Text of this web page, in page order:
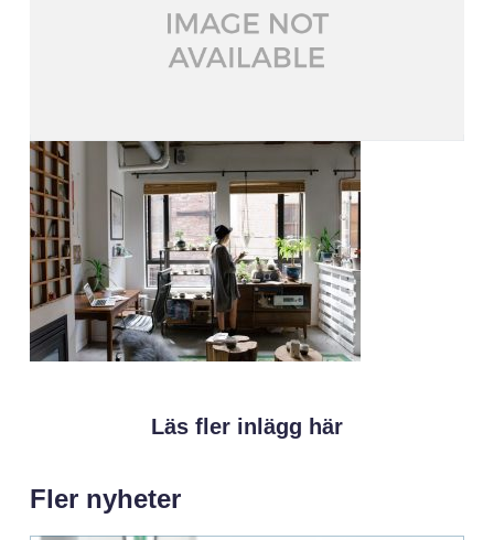
Läs fler inlägg här
Fler nyheter